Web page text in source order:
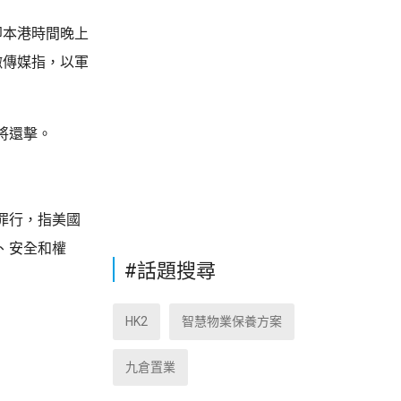
港時間晚上
媒指，以軍
還擊。
行，指美國
安全和權
#話題搜尋
HK2 智慧物業保養方案
九倉置業